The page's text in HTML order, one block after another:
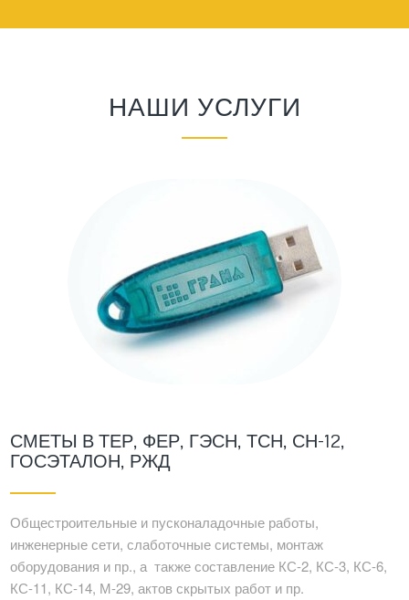
НАШИ УСЛУГИ
СМЕТЫ В ТЕР, ФЕР, ГЭСН, ТСН, СН-12,
ГОСЭТАЛОН, РЖД
Общестроительные и пусконаладочные работы,
инженерные сети, слаботочные системы, монтаж
оборудования и пр., а также составление КС-2, КС-3, КС-6,
КС-11, КС-14, М-29, актов скрытых работ и пр.